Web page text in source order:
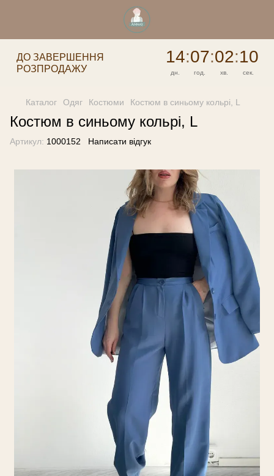
ДО ЗАВЕРШЕННЯ
РОЗПРОДАЖУ
14:07:02:10
дн. год. хв. сек.
Каталог Одяг Костюми Костюм в синьому кольрі, L
Костюм в синьому кольрі, L
Артикул: 1000152 Написати відгук